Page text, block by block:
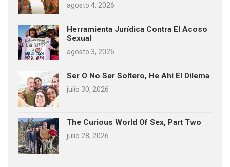
agosto 4, 2026
Herramienta Jurídica Contra El Acoso
Sexual
agosto 3, 2026
Ser O No Ser Soltero, He Ahí El Dilema
julio 30, 2026
The Curious World Of Sex, Part Two
julio 28, 2026